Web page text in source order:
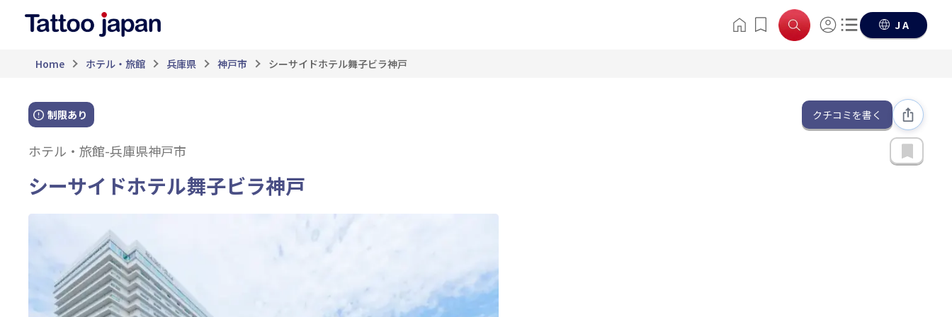
JA
Home ホテル・旅館 兵庫県 神戸市 シーサイドホテル舞子ビラ神戸
制限あり クチコミを書く
ホテル・旅館-兵庫県神戸市
シーサイドホテル舞子ビラ神戸